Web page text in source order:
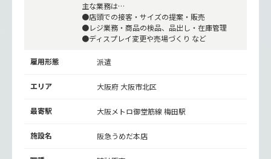
主な業務は…
●店頭での接客・サイズの提案・販売
●レジ業務・商品の検品、品出し・在庫管理
●ディスプレイ変更や売場づくり など
雇用形態 派遣
エリア 大阪府 大阪市北区
最寄駅 大阪メトロ御堂筋線梅田駅
施設名 阪急うめだ本店